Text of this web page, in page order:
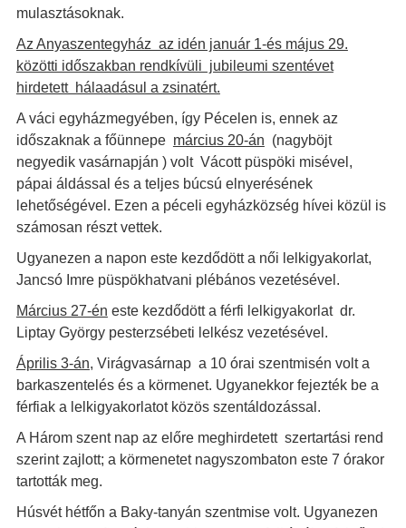
mulasztásoknak.
Az Anyaszentegyház az idén január 1-és május 29.
közötti időszakban rendkívüli jubileumi szentévet
hirdetett hálaadásul a zsinatért.
A váci egyházmegyében, így Pécelen is, ennek az
időszaknak a főünnepe március 20-án (nagyböjt
negyedik vasárnapján ) volt Vácott püspöki misével,
pápai áldással és a teljes búcsú elnyerésének
lehetőségével. Ezen a péceli egyházközség hívei közül is
számosan részt vettek.
Ugyanezen a napon este kezdődött a női lelkigyakorlat,
Jancsó Imre püspökhatvani plébános vezetésével.
Március 27-én este kezdődött a férfi lelkigyakorlat dr.
Liptay György pesterzsébeti lelkész vezetésével.
Április 3-án, Virágvasárnap a 10 órai szentmisén volt a
barkaszentelés és a körmenet. Ugyanekkor fejezték be a
férfiak a lelkigyakorlatot közös szentáldozással.
A Három szent nap az előre meghirdetett szertartási rend
szerint zajlott; a körmenetet nagyszombaton este 7 órakor
tartották meg.
Húsvét hétfőn a Baky-tanyán szentmise volt. Ugyanezen